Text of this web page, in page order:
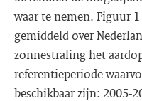
waar te nemen. Figuur
gemiddeld over
zonnestraling het
referentieperiode
beschikbaar zijn: 2005-